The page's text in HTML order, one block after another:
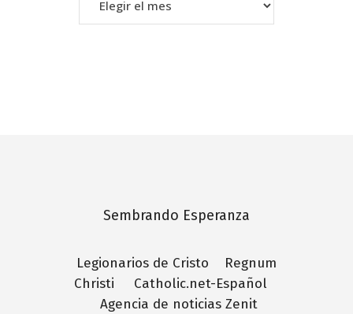
Archivo
–
Sembrando Esperanza
Legionarios de Cristo Regnum
Christi
Catholic.net-Español
Agencia de noticias Zenit